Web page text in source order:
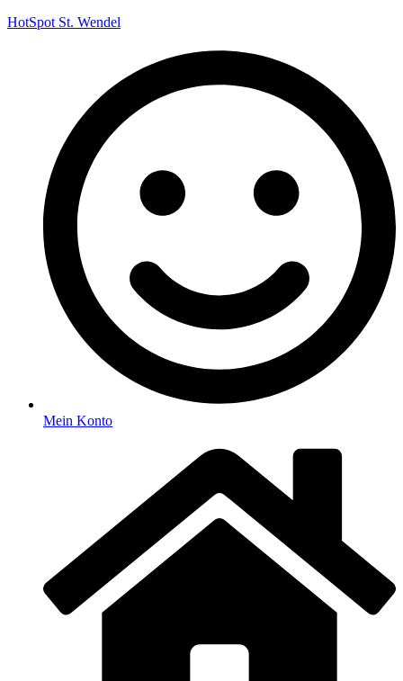
HotSpot St. Wendel
Mein Konto